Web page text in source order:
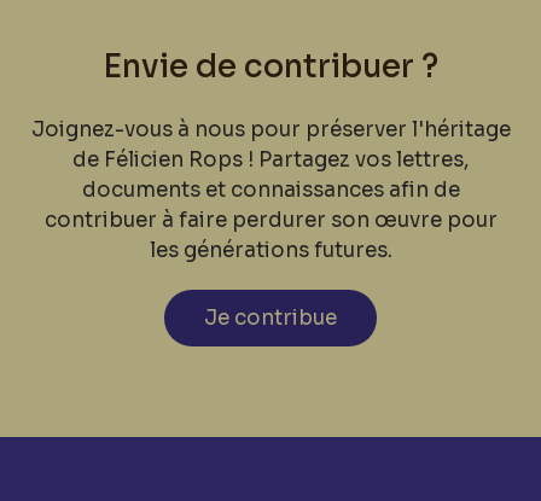
Envie de contribuer ?
Joignez-vous à nous pour préserver l'héritage
de Félicien Rops ! Partagez vos lettres,
documents et connaissances afin de
contribuer à faire perdurer son œuvre pour
les générations futures.
Je contribue